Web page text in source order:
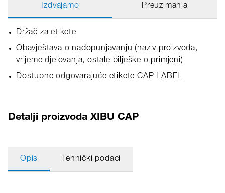
Izdvajamo Preuzimanja
Držač za etikete
Obavještava o nadopunjavanju (naziv proizvoda,
vrijeme djelovanja, ostale bilješke o primjeni)
Dostupne odgovarajuće etikete CAP LABEL
Detalji proizvoda XIBU CAP
Opis Tehnički podaci